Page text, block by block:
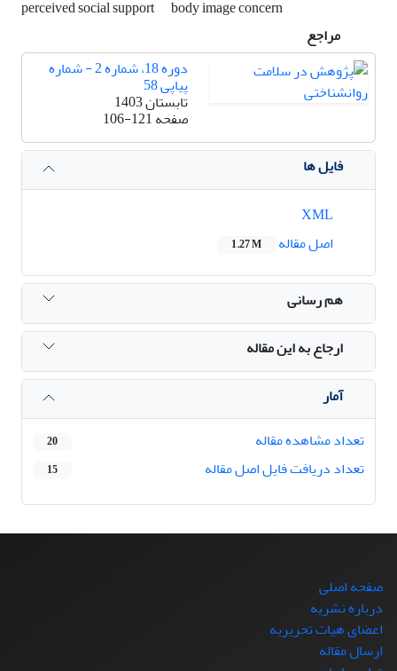
perceived social support body image concern
مراجع
دوره 18، شماره 2 - شماره
پیاپی 58
تابستان 1403
صفحه106-121
فایل ها
اصل مقاله
1.27 M
هم رسانی
ارجاع به این مقاله
آمار
تعداد مشاهده مقاله
20
تعداد دریافت فایل اصل مقاله 15
صفحه اصلی
درباره نشریه
اعضای هیات تحریریه
ارسال مقاله